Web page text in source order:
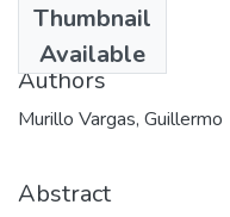
Thumbnail
Available
2005-03
Authors
Murillo Vargas, Guillermo
Abstract